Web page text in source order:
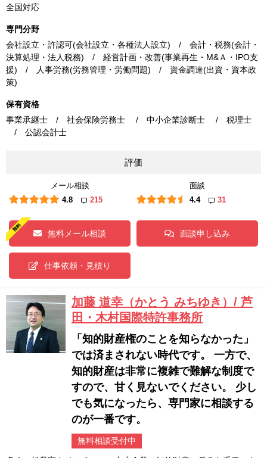
全国対応
専門分野
会社設立・許認可(会社設立・各種法人設立) / 会計・税務(会計・
決算処理・法人税務) / 経営計画・改善(事業再生・M&Ａ・IPO支
援) / 人事労務(労務管理・労働問題) / 資金調達(出資・資本政
策)
保有資格
事業承継士 / 社会保険労務士 / 中小企業診断士 / 税理士
/ 公認会計士
評価
メール相談
4.8
215
面談
4.4
31
無料メール相談 面談申し込み
仕事依頼・見積り
加藤 道幸（かとう みちゆき）/ 芦
田・木村国際特許事務所
「知的財産権のことを知らなかった」
では済まされない時代です。 一方で、
知的財産は非常に複雑で難解な制度で
すので、甘く見ないでください。 少し
でも気になったら、専門家に相談する
のが一番です。
無料相談受付中